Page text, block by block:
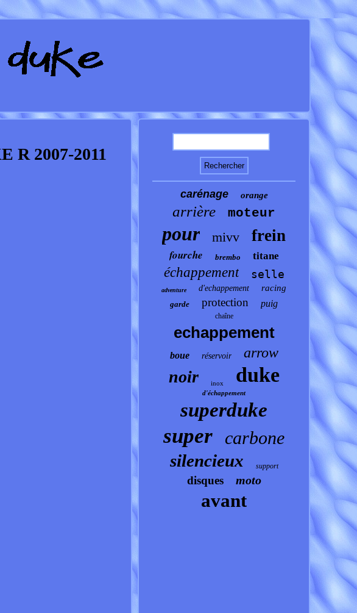
R 2007-2011
carénage orange
arrière moteur
pour mivv frein
fourche brembo titane
échappement selle
adventure d'echappement racing
garde protection puig
chaîne
echappement
boue réservoir arrow
noir inox duke
d'échappement
superduke
super carbone
silencieux support
disques moto
avant